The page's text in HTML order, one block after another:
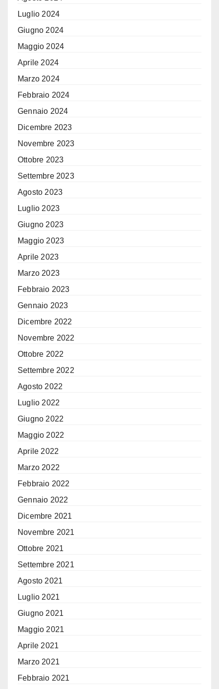
Luglio 2024
Giugno 2024
Maggio 2024
Aprile 2024
Marzo 2024
Febbraio 2024
Gennaio 2024
Dicembre 2023
Novembre 2023
Ottobre 2023
Settembre 2023
Agosto 2023
Luglio 2023
Giugno 2023
Maggio 2023
Aprile 2023
Marzo 2023
Febbraio 2023
Gennaio 2023
Dicembre 2022
Novembre 2022
Ottobre 2022
Settembre 2022
Agosto 2022
Luglio 2022
Giugno 2022
Maggio 2022
Aprile 2022
Marzo 2022
Febbraio 2022
Gennaio 2022
Dicembre 2021
Novembre 2021
Ottobre 2021
Settembre 2021
Agosto 2021
Luglio 2021
Giugno 2021
Maggio 2021
Aprile 2021
Marzo 2021
Febbraio 2021